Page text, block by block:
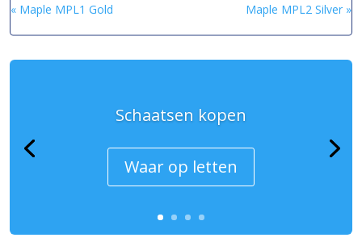
« Maple MPL1 Gold Maple MPL2 Silver »
Schaatsen kopen
Waar op letten